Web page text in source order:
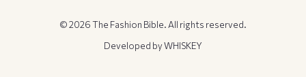
© 2026 The Fashion Bible. All rights reserved.
Developed byWHISKEY